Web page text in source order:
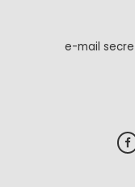
e-mail